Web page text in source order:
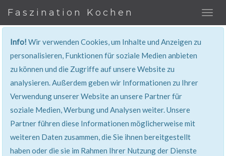
Faszination Kochen
Info!Wir verwenden Cookies, um Inhalte und Anzeigen zu
personalisieren, Funktionen für soziale Medien anbieten
zu können und die Zugriffe auf unsere Website zu
analysieren. Außerdem geben wir Informationen zu Ihrer
Verwendung unserer Website an unsere Partner für
soziale Medien, Werbung und Analysen weiter. Unsere
Partner führen diese Informationen möglicherweise mit
weiteren Daten zusammen, die Sie ihnen bereitgestellt
haben oder die sie im Rahmen Ihrer Nutzung der Dienste
REZEPT
Super erklärt & lecker...!